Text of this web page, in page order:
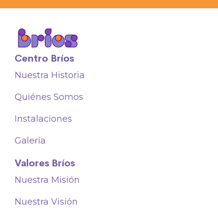
Centro Bríos
Nuestra Historia
Quiénes Somos
Instalaciones
Galería
Valores Bríos
Nuestra Misión
Nuestra Visión